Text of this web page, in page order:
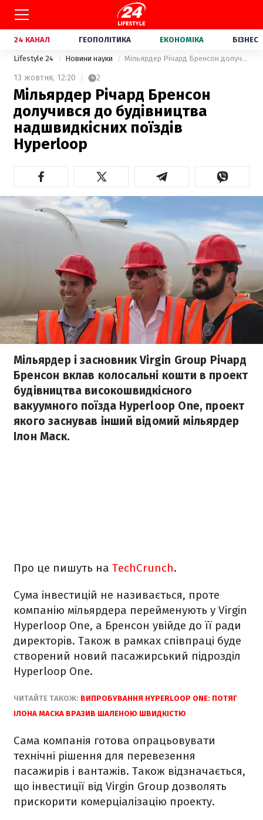
24 КАНАЛ ГЕОПОЛІТИКА ЕКОНОМІКА БІЗНЕС
Lifestyle 24 Новини науки Мільярдер Річард Бренсон долучився до будівництва надшвидкісних поїздів Hyperloop
13 жовтня, 12:20 2
Мільярдер Річард Бренсон
долучився до будівництва
надшвидкісних поїздів
Hyperloop
Мільярдер і засновник Virgin Group Річард
Бренсон вклав колосальні кошти в проект
будівництва високошвидкісного
вакуумного поїзда Hyperloop One, проект
якого заснував інший відомий мільярдер
Ілон Маск.
Про це пишуть на TechCrunch.
Сума інвестицій не називається, проте
компанію мільярдера перейменують у Virgin
Hyperloop One, а Бренсон увійде до її ради
директорів. Також в рамках співпраці буде
створений новий пасажирський підрозділ
Hyperloop One.
ЧИТАЙТЕ ТАКОЖ: ВИПРОБУВАННЯ HYPERLOOP ONE: ПОТЯГ
ІЛОНА МАСКА ВРАЗИВ ШАЛЕНОЮ ШВИДКІСТЮ
Сама компанія готова опрацьовувати
технічні рішення для перевезення
пасажирів і вантажів. Також відзначається,
що інвестиції від Virgin Group дозволять
прискорити комерціалізацію проекту.